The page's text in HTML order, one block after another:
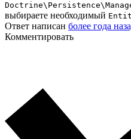
выбираете необходимый
Ответ написан более года
Комментировать